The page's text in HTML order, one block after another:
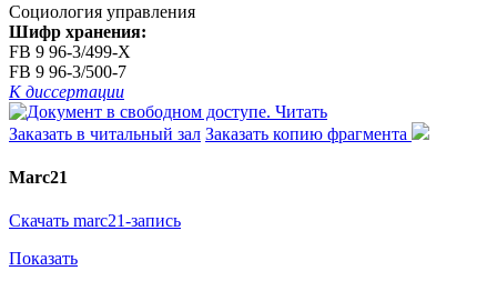
Социология управления
Шифр хранения:
FB 9 96-3/499-X
FB 9 96-3/500-7
К диссертации
Читать
Заказать в читальный зал Заказать копию фрагмента
Marc21
Скачать marc21-запись
Показать